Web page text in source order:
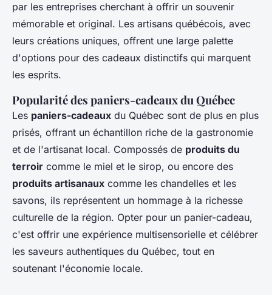
par les entreprises cherchant à offrir un souvenir
mémorable et original. Les artisans québécois, avec
leurs créations uniques, offrent une large palette
d'options pour des cadeaux distinctifs qui marquent
les esprits.
Popularité des paniers-cadeaux du Québec
Les paniers-cadeaux du Québec sont de plus en plus
prisés, offrant un échantillon riche de la gastronomie
et de l'artisanat local. Compossés de produits du
terroir comme le miel et le sirop, ou encore des
produits artisanaux comme les chandelles et les
savons, ils représentent un hommage à la richesse
culturelle de la région. Opter pour un panier-cadeau,
c'est offrir une expérience multisensorielle et célébrer
les saveurs authentiques du Québec, tout en
soutenant l'économie locale.